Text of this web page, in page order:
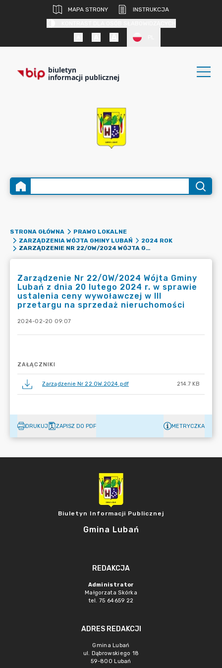
MAPA STRONY
INSTRUKCJA
biuletyn
informacji publicznej
STRONA GŁÓWNA
PRAWO LOKALNE
ZARZĄDZENIA WÓJTA GMINY LUBAŃ
2024 ROK
ZARZĄDZENIE NR 22/OW/2024 WÓJTA GMINY LUBAŃ Z DNIA 20 LUTEGO 2024 R. W SPRAWIE USTALENIA CENY WYWOŁAWCZEJ W III PRZETARGU NA SPRZEDAŻ NIERUCHOMOŚCI
Zarządzenie Nr 22/OW/2024 Wójta Gminy
Lubań z dnia 20 lutego 2024 r. w sprawie
ustalenia ceny wywoławczej w III
przetargu na sprzedaż nieruchomości
2024-02-20 09:07
ZAŁĄCZNIKI
Zarządzenie Nr 22.OW.2024.pdf 214.7 KB
DRUKUJ ZAPISZ DO PDF METRYCZKA
Biuletyn Informacji Publicznej
Gmina Lubań
REDAKCJA
Administrator
Małgorzata Skórka
tel. 75 64659 22
ADRES REDAKCJI
Gmina Lubań
ul. Dąbrowskiego 18
59-800 Lubań